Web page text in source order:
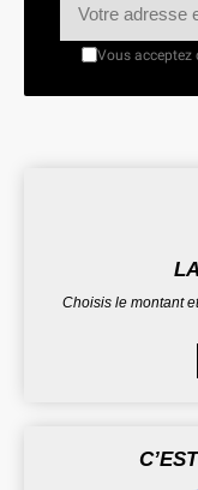
Vous acceptez
Choisis le montant